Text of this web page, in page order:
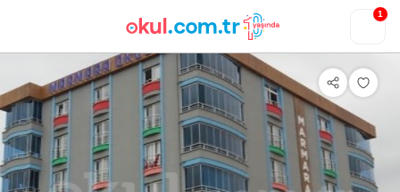
1